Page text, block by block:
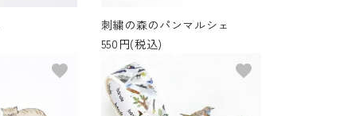
刺繍の森のパンマルシェ
550円(税込)
favorite favorite